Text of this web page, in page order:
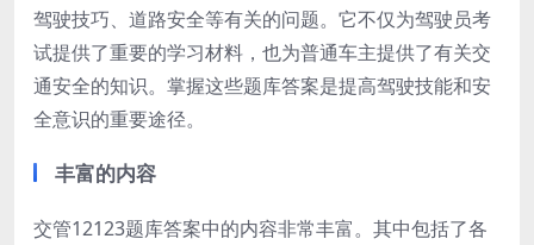
驾驶技巧、道路安全等有关的问题。它不仅为驾驶员考
试提供了重要的学习材料，也为普通车主提供了有关交
通安全的知识。掌握这些题库答案是提高驾驶技能和安
全意识的重要途径。
丰富的内容
交管12123题库答案中的内容非常丰富。其中包括了各